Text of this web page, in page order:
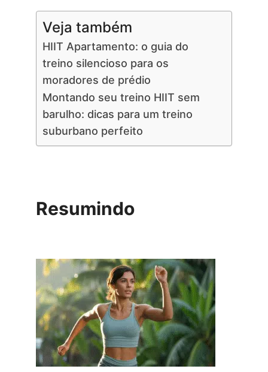
Veja também
HIIT Apartamento: o guia do
treino silencioso para os
moradores de prédio
Montando seu treino HIIT sem
barulho: dicas para um treino
suburbano perfeito
Resumindo